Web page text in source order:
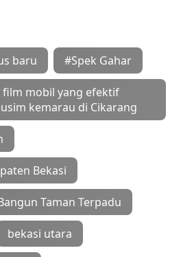
baru #Spek Gahar
film mobil yang efektif
kemarau di Cikarang
Bekasi
Taman Terpadu
bekasi utara